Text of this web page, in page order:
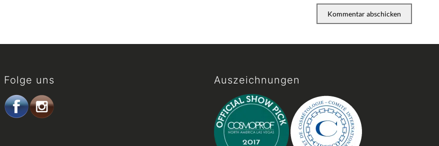
Folge uns Auszeichnungen